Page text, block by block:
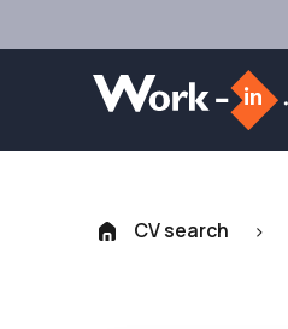
CV search >